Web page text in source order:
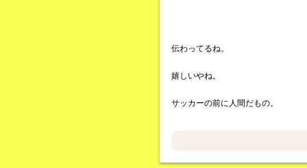
伝わってるね。
嬉しいやね。
サッカーの前に人間だもの。